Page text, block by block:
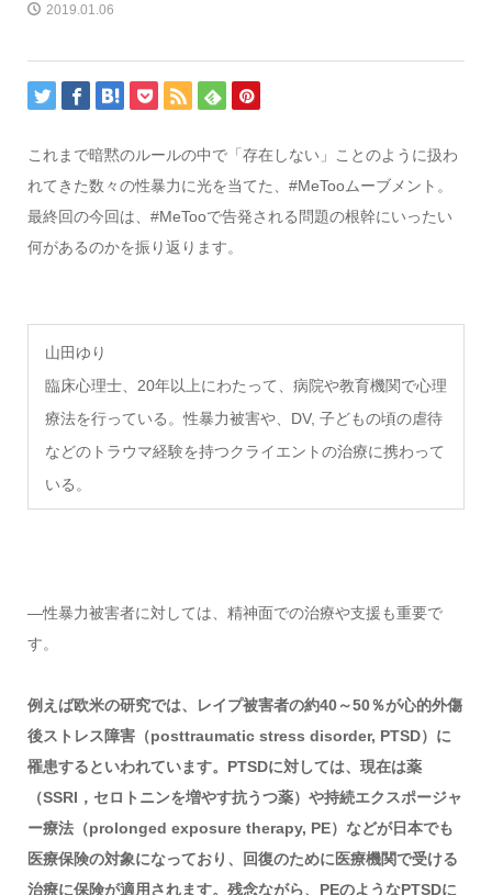
2019.01.06
これまで暗黙のルールの中で「存在しない」ことのように扱わ
れてきた数々の性暴力に光を当てた、#MeTooムーブメント。
最終回の今回は、#MeTooで告発される問題の根幹にいったい
何があるのかを振り返ります。
山田ゆり
臨床心理士、20年以上にわたって、病院や教育機関で心理
療法を行っている。性暴力被害や、DV, 子どもの頃の虐待
などのトラウマ経験を持つクライエントの治療に携わって
いる。
―性暴力被害者に対しては、精神面での治療や支援も重要で
す。
例えば欧米の研究では、レイプ被害者の約40～50％が心的外傷
後ストレス障害（posttraumatic stress disorder, PTSD）に
罹患するといわれています。PTSDに対しては、現在は薬
（SSRI，セロトニンを増やす抗うつ薬）や持続エクスポージャ
ー療法（prolonged exposure therapy, PE）などが日本でも
医療保険の対象になっており、回復のために医療機関で受ける
治療に保険が適用されます。残念ながら、PEのようなPTSDに